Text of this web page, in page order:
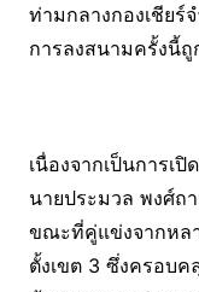
ท่ามกลางกองเชียร์
การลงสนามครั้งนี้
เนื่องจากเป็นการเ
นายประมวล พงศ์ถ
ขณะที่คู่แข่งจากหล
ตั้งเขต 3 ซึ่งครอบ